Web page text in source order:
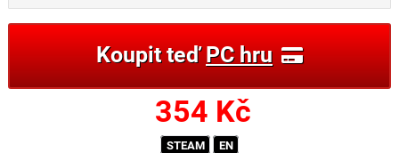
Koupit teďPC hru
354 Kč
STEAM EN